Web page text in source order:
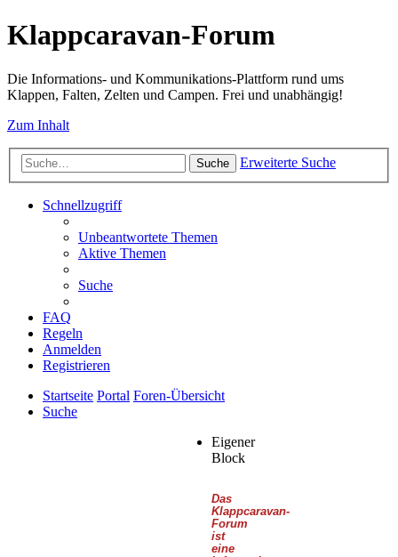
Klappcaravan-Forum
Die Informations- und Kommunikations-Plattform rund ums
Klappen, Falten, Zelten und Campen. Frei und unabhängig!
Zum Inhalt
Suche Erweiterte Suche
Schnellzugriff
Unbeantwortete Themen
Aktive Themen
Suche
FAQ
Regeln
Anmelden
Registrieren
Startseite Portal Foren-Übersicht
Suche
Eigener
Block
Das
Klappcaravan-
Forum
ist
eine